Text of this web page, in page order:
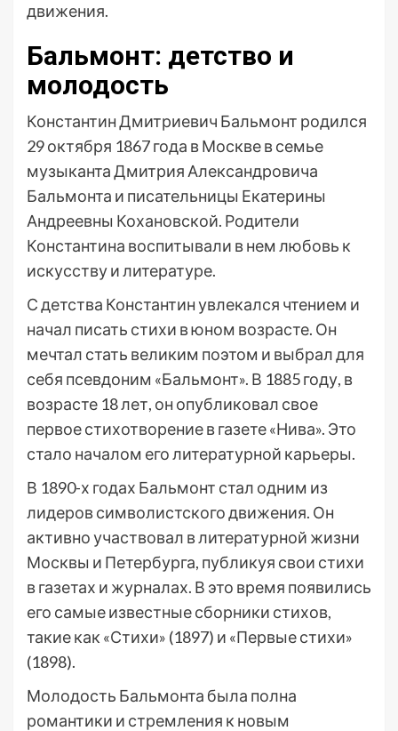
движения.
Бальмонт: детство и
молодость
Константин Дмитриевич Бальмонт родился
29 октября 1867 года в Москве в семье
музыканта Дмитрия Александровича
Бальмонта и писательницы Екатерины
Андреевны Кохановской. Родители
Константина воспитывали в нем любовь к
искусству и литературе.
С детства Константин увлекался чтением и
начал писать стихи в юном возрасте. Он
мечтал стать великим поэтом и выбрал для
себя псевдоним «Бальмонт». В 1885 году, в
возрасте 18 лет, он опубликовал свое
первое стихотворение в газете «Нива». Это
стало началом его литературной карьеры.
В 1890-х годах Бальмонт стал одним из
лидеров символистского движения. Он
активно участвовал в литературной жизни
Москвы и Петербурга, публикуя свои стихи
в газетах и журналах. В это время появились
его самые известные сборники стихов,
такие как «Стихи» (1897) и «Первые стихи»
(1898).
Молодость Бальмонта была полна
романтики и стремления к новым